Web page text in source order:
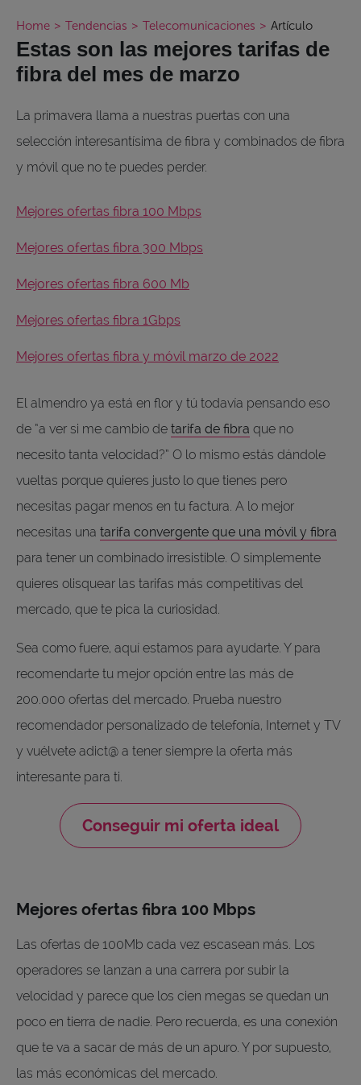
Home > Tendencias > Telecomunicaciones > Artículo
Estas son las mejores tarifas de
fibra del mes de marzo
La primavera llama a nuestras puertas con una
selección interesantísima de fibra y combinados de fibra
y móvil que no te puedes perder.
Mejores ofertas fibra 100 Mbps
Mejores ofertas fibra 300 Mbps
Mejores ofertas fibra 600 Mb
Mejores ofertas fibra 1Gbps
Mejores ofertas fibra y móvil marzo de 2022
El almendro ya está en flor y tú todavía pensando eso
de “a ver si me cambio de tarifa de fibra que no
necesito tanta velocidad?” O lo mismo estás dándole
vueltas porque quieres justo lo que tienes pero
necesitas pagar menos en tu factura. A lo mejor
necesitas una tarifa convergente que una móvil y fibra
para tener un combinado irresistible. O simplemente
quieres olisquear las tarifas más competitivas del
mercado, que te pica la curiosidad.
Sea como fuere, aquí estamos para ayudarte. Y para
recomendarte tu mejor opción entre las más de
200.000 ofertas del mercado. Prueba nuestro
recomendador personalizado de telefonía, Internet y TV
y vuélvete adict@ a tener siempre la oferta más
interesante para ti.
Conseguir mi oferta ideal
Mejores ofertas fibra 100 Mbps
Las ofertas de 100Mb cada vez escasean más. Los
operadores se lanzan a una carrera por subir la
velocidad y parece que los cien megas se quedan un
poco en tierra de nadie. Pero recuerda, es una conexión
que te va a sacar de más de un apuro. Y por supuesto,
las más económicas del mercado.